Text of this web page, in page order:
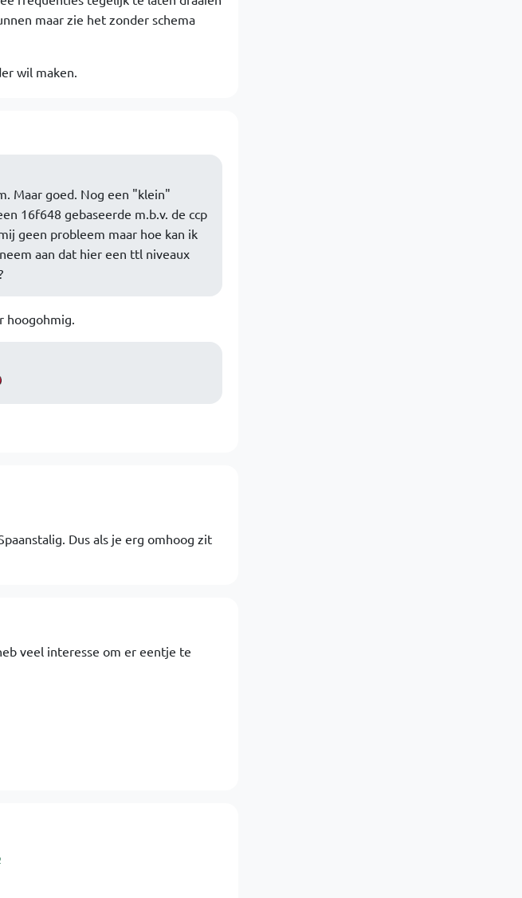
maar zie het zonder schema
wil maken.
Maar goed. Nog een "klein"
16f648 gebaseerde m.b.v. de ccp
geen probleem maar hoe kan ik
aan dat hier een ttl niveaux
hoogohmig.
Dus als je erg omhoog zit
veel interesse om er eentje te